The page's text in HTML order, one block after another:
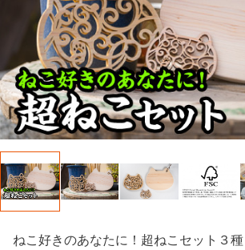
ねこ好きのあなたに！超ねこセット３